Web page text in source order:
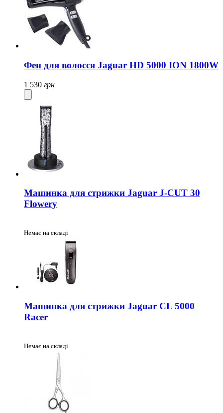
Фен для волосся Jaguar HD 5000 ION 1800W
1 530 грн
Машинка для стрижки Jaguar J-CUT 30
Flowery
Немає на складі
Машинка для стрижки Jaguar CL 5000
Racer
Немає на складі